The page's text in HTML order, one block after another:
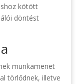
kötött
döntést
munkamenet
törlődnek, illetve